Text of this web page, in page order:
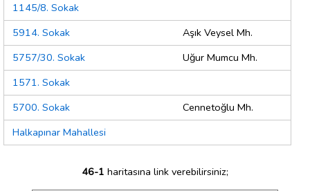
1145/8. Sokak
5914. Sokak
Aşık Veysel Mh.
5757/30. Sokak
Uğur Mumcu Mh.
1571. Sokak
5700. Sokak
Cennetoğlu Mh.
Halkapınar Mahallesi
46-1 haritasına link verebilirsiniz;